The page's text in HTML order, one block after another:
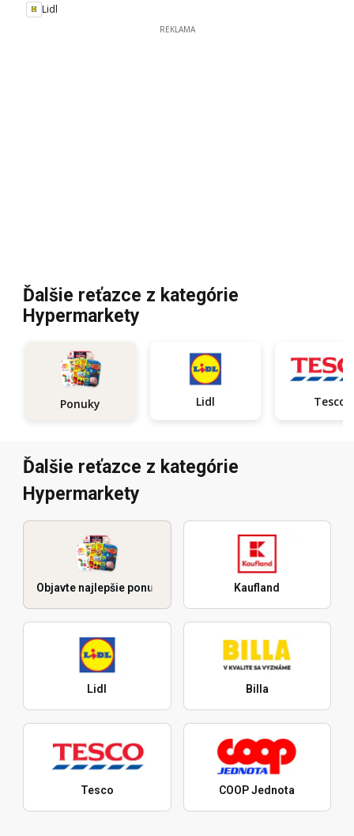
Lidl
REKLAMA
Ďalšie reťazce z kategórie
Hypermarkety
Ponuky Lidl Tesco
Ďalšie reťazce z kategórie
Hypermarkety
Objavte najlepšie ponuky Kaufland
Lidl Billa
Tesco COOP Jednota